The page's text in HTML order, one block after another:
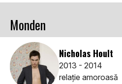
Monden
Nicholas Hoult
2013 - 2014
relaţie amoroasă